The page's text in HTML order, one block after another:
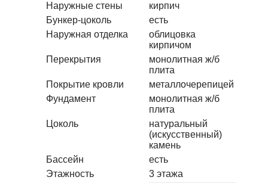
Наружные стены
кирпич
Бункер-цоколь
есть
Наружная отделка
облицовка
кирпичом
Перекрытия
монолитная ж/б
плита
Покрытие кровли
металлочерепицей
Фундамент
монолитная ж/б
плита
Цоколь
натуральный
(искусственный)
камень
Бассейн
есть
Этажность
3 этажа